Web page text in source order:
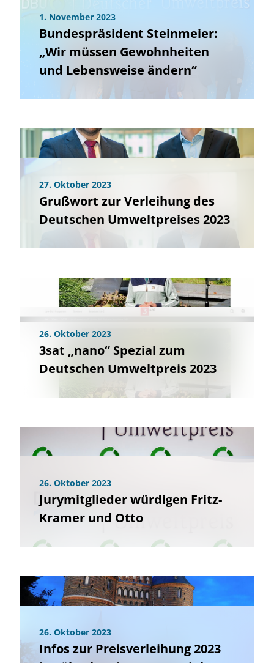
1. November 2023
Bundespräsident Steinmeier:
„Wir müssen Gewohnheiten
und Lebensweise ändern“
27. Oktober 2023
Grußwort zur Verleihung des
Deutschen Umweltpreises 2023
26. Oktober 2023
3sat „nano“ Spezial zum
Deutschen Umweltpreis 2023
26. Oktober 2023
Jurymitglieder würdigen Fritz-
Kramer und Otto
26. Oktober 2023
Infos zur Preisverleihung 2023